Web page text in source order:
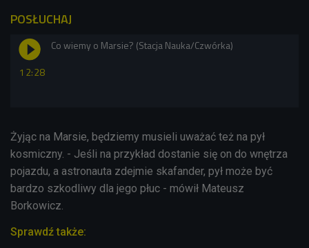
POSŁUCHAJ
12:28
Co wiemy o Marsie? (Stacja Nauka/Czwórka)
Żyjąc na Marsie, będziemy musieli uważać też na pył
kosmiczny. - Jeśli na przykład dostanie się on do wnętrza
pojazdu, a astronauta zdejmie skafander, pył może być
bardzo szkodliwy dla jego płuc - mówił Mateusz
Borkowicz.
Sprawdź także: